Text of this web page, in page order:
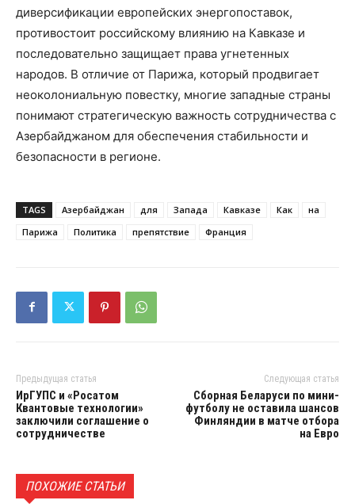
диверсификации европейских энергопоставок,
противостоит российскому влиянию на Кавказе и
последовательно защищает права угнетенных
народов. В отличие от Парижа, который продвигает
неоколониальную повестку, многие западные страны
понимают стратегическую важность сотрудничества с
Азербайджаном для обеспечения стабильности и
безопасности в регионе.
TAGS Азербайджан для Запада Кавказе Как
на
Парижа
Политика препятствие Франция
Предыдущая статья
ИрГУПС и «Росатом
Квантовые технологии»
заключили соглашение о
сотрудничестве
Следующая статья
Сборная Беларуси по мини-
футболу не оставила шансов
Финляндии в матче отбора
на Евро
ПОХОЖИЕ СТАТЬИ